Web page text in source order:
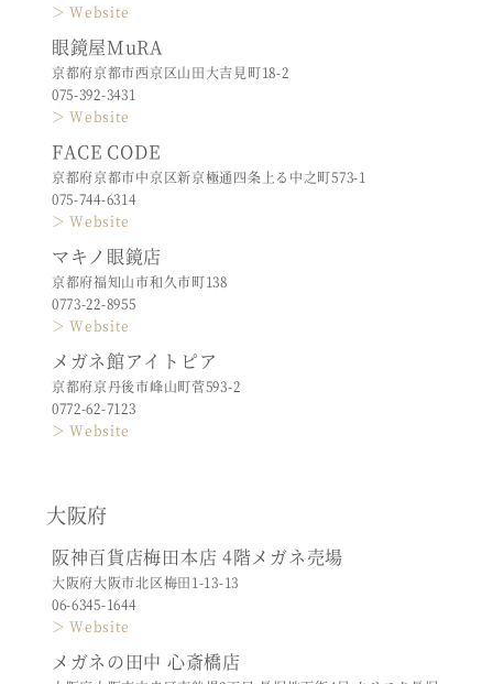
＞ Website
眼鏡屋MuRA
京都府京都市西京区山田大吉見町18-2
075-392-3431
＞ Website
FACE CODE
京都府京都市中京区新京極通四条上る中之町573-1
075-744-6314
＞ Website
マキノ眼鏡店
京都府福知山市和久市町138
0773-22-8955
＞ Website
メガネ館アイトピア
京都府京丹後市峰山町菅593-2
0772-62-7123
＞ Website
大阪府
阪神百貨店梅田本店 4階メガネ売場
大阪府大阪市北区梅田1-13-13
06-6345-1644
＞ Website
メガネの田中 心斎橋店